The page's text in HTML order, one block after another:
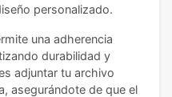
personalizado.
una adherencia
durabilidad y
adjuntar tu archivo
asegurándote de que el